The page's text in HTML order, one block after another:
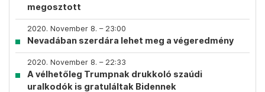
megosztott
2020. November 8. – 23:00
Nevadában szerdára lehet meg a végeredmény
2020. November 8. – 22:33
A vélhetőleg Trumpnak drukkoló szaúdi
uralkodók is gratuláltak Bidennek